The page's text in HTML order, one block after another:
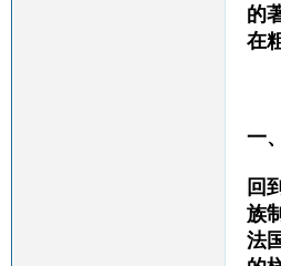
的
在
一
回
族
法